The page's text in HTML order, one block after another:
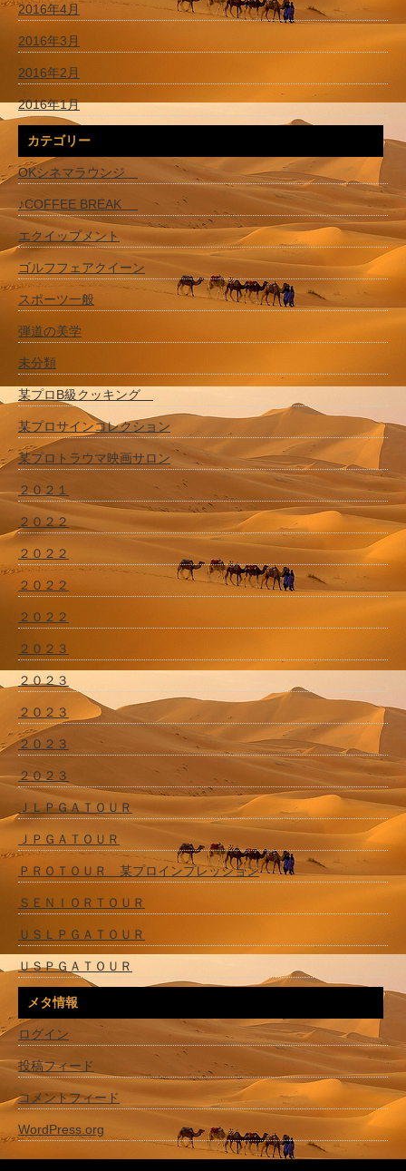
2016年4月
2016年3月
2016年2月
2016年1月
カテゴリー
OKシネマラウンジ
♪COFFEE BREAK
エクイップメント
ゴルフフェアクイーン
スポーツ一般
弾道の美学
未分類
某プロB級クッキング
某プロサインコレクション
某プロトラウマ映画サロン
２０２１
２０２２
２０２２
２０２２
２０２２
２０２３
２０２３
２０２３
２０２３
２０２３
ＪＬＰＧＡＴＯＵＲ
ＪＰＧＡＴＯＵＲ
ＰＲＯＴＯＵＲ 某プロインプレッション
ＳＥＮＩＯＲＴＯＵＲ
ＵＳＬＰＧＡＴＯＵＲ
ＵＳＰＧＡＴＯＵＲ
メタ情報
ログイン
投稿フィード
コメントフィード
WordPress.org